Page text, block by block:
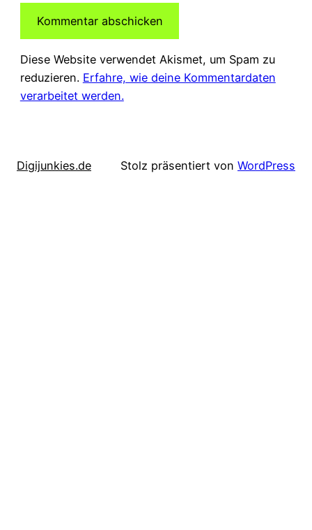
Diese Website verwendet Akismet, um Spam zu
reduzieren. Erfahre, wie deine Kommentardaten
verarbeitet werden.
Digijunkies.de Stolz präsentiert von WordPress